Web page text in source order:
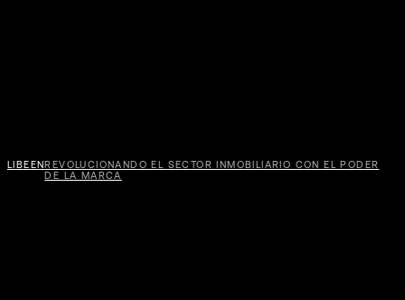
LIBEENREVOLUCIONANDO EL SECTOR INMOBILIARIO CON EL PODER
DE LA MARCA